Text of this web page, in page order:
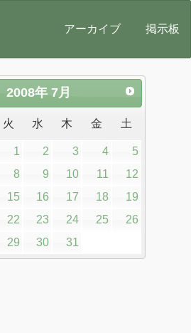
アーカイブ 掲示板
2008年 7月
火 水 木 金 土
1 2 3 4
5
8 9 10 11
12
15 16 17 18
19
22 23 24 25
26
29 30 31